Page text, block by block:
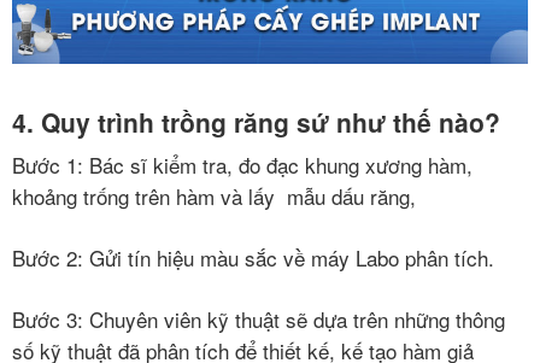
4. Quy trình trồng răng sứ như thế nào?
Bước 1: Bác sĩ kiểm tra, đo đạc khung xương hàm,
khoảng trống trên hàm và lấy mẫu dấu răng,
Bước 2: Gửi tín hiệu màu sắc về máy Labo phân tích.
Bước 3: Chuyên viên kỹ thuật sẽ dựa trên những thông
số kỹ thuật đã phân tích để thiết kế, kế tạo hàm giả